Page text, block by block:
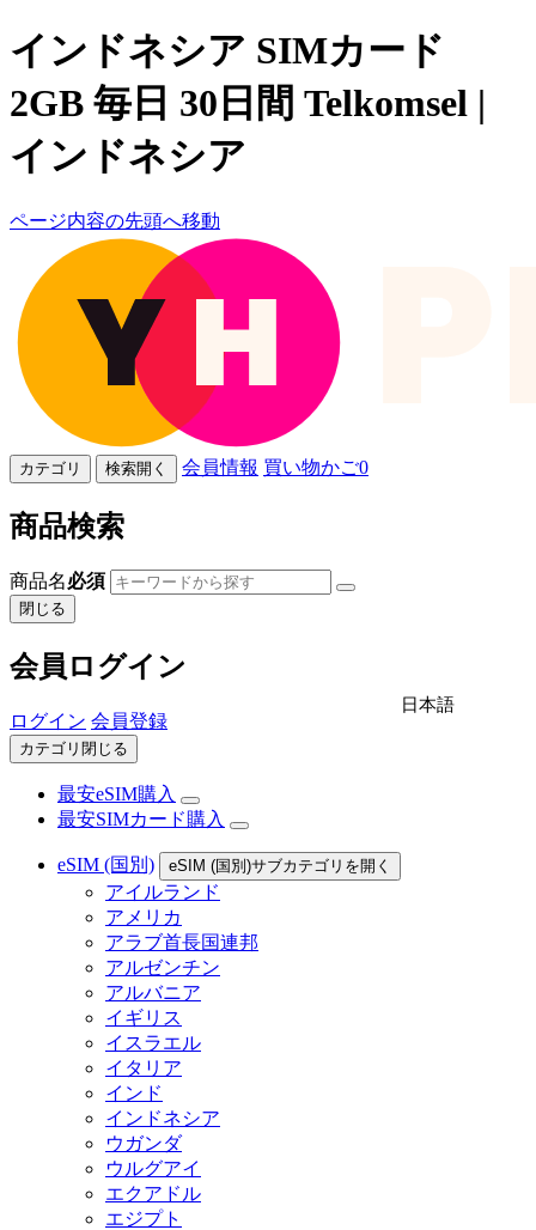
インドネシア SIMカード
2GB 毎日 30日間 Telkomsel |
インドネシア
ページ内容の先頭へ移動
カテゴリ 検索開く 会員情報 買い物かご0
商品検索
商品名必須
閉じる
会員ログイン
ログイン 会員登録
日本語
カテゴリ閉じる
最安eSIM購入
最安SIMカード購入
eSIM (国別) eSIM (国別)サブカテゴリを開く
アイルランド
アメリカ
アラブ首長国連邦
アルゼンチン
アルバニア
イギリス
イスラエル
イタリア
インド
インドネシア
ウガンダ
ウルグアイ
エクアドル
エジプト